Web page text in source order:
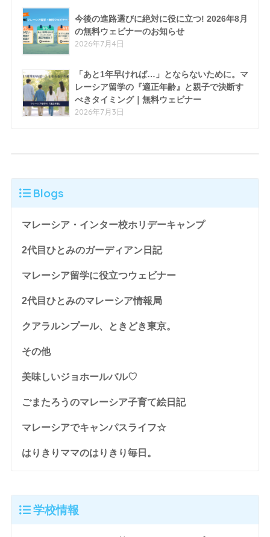
今後の進路選びに絶対に役に立つ! 2026年8月
の無料ウェビナーのお知らせ
2026年7月4日
「あと1年早ければ…」とならないために。マ
レーシア留学の『適正年齢』と親子で決断す
べきタイミング｜無料ウェビナー
2026年7月3日
Blogs
マレーシア・インター校ホリデーキャンプ
2代目ひとみのガーディアン日記
マレーシア留学に役立つウェビナー
2代目ひとみのマレーシア情報局
クアラルンプール、ときどき東京。
その他
美味しいジョホールバル♡
ごまたろうのマレーシア子育て絵日記
マレーシアでキャンパスライフ☆
はりきりママのはりきり毎日。
学校情報